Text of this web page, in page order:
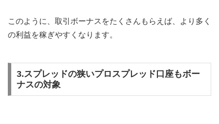
このように、取引ボーナスをたくさんもらえば、より多く
の利益を稼ぎやすくなります。
3.スプレッドの狭いプロスプレッド口座もボー
ナスの対象